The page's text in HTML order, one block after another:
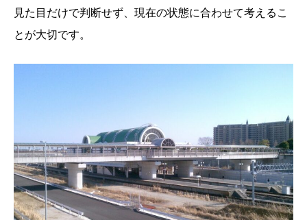
見た目だけで判断せず、現在の状態に合わせて考えるこ
とが大切です。